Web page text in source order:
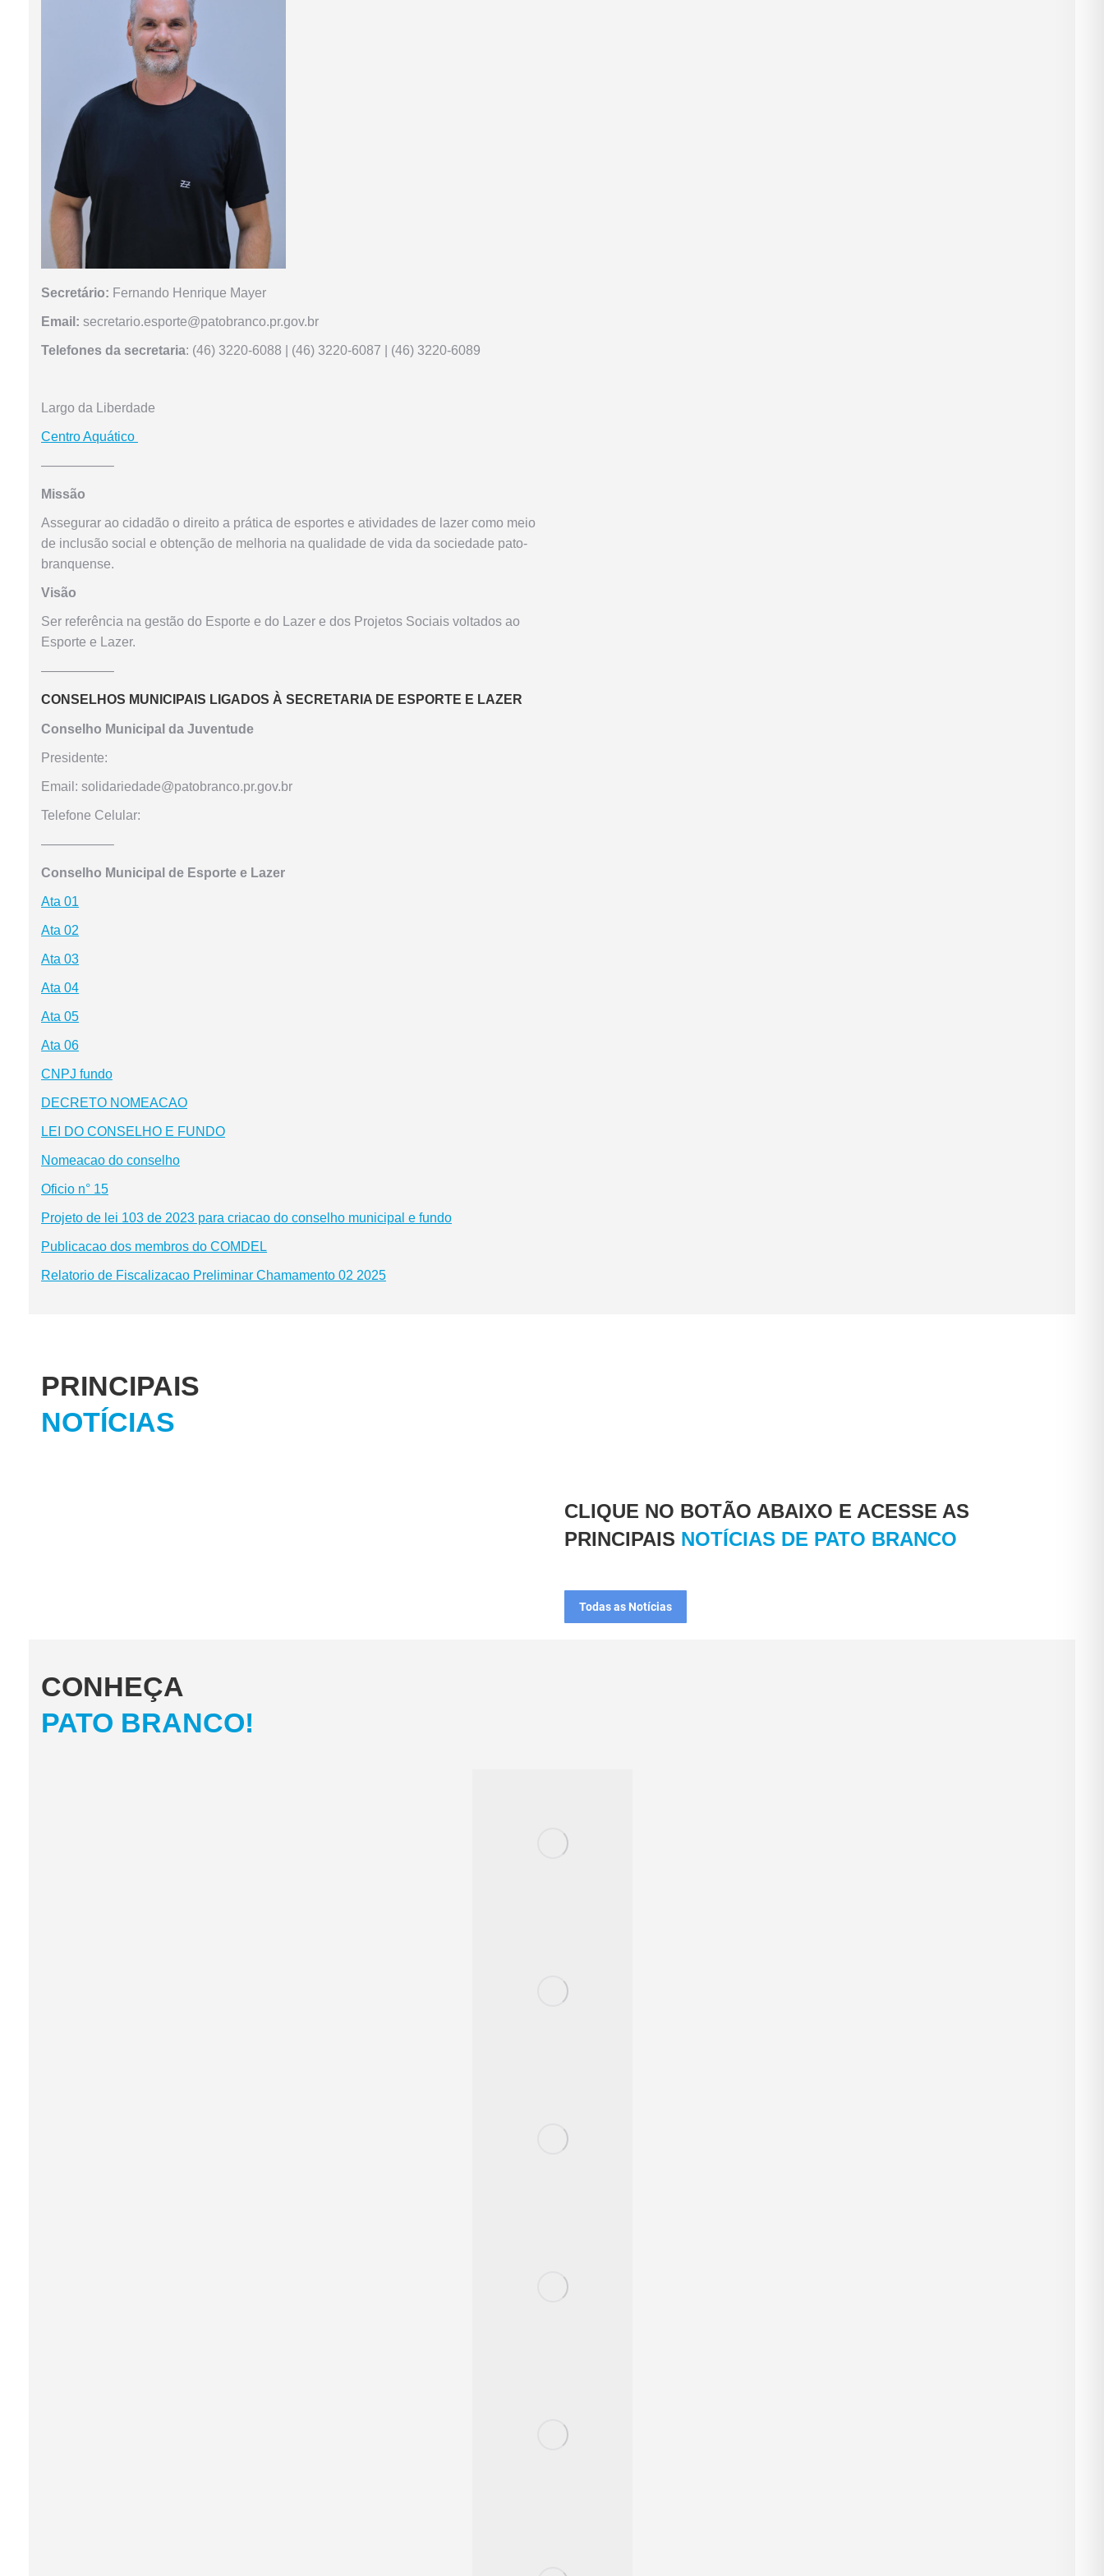
Secretário: Fernando Henrique Mayer
Email: secretario.esporte@patobranco.pr.gov.br
Telefones da secretaria: (46) 3220-6088 | (46) 3220-6087 | (46) 3220-6089
Largo da Liberdade
Centro Aquático
—————–
Missão
Assegurar ao cidadão o direito a prática de esportes e atividades de lazer como meio
de inclusão social e obtenção de melhoria na qualidade de vida da sociedade pato-
branquense.
Visão
Ser referência na gestão do Esporte e do Lazer e dos Projetos Sociais voltados ao
Esporte e Lazer.
—————–
CONSELHOS MUNICIPAIS LIGADOS À SECRETARIA DE ESPORTE E LAZER
Conselho Municipal da Juventude
Presidente:
Email: solidariedade@patobranco.pr.gov.br
Telefone Celular:
—————–
Conselho Municipal de Esporte e Lazer
Ata 01
Ata 02
Ata 03
Ata 04
Ata 05
Ata 06
CNPJ fundo
DECRETO NOMEACAO
LEI DO CONSELHO E FUNDO
Nomeacao do conselho
Oficio n° 15
Projeto de lei 103 de 2023 para criacao do conselho municipal e fundo
Publicacao dos membros do COMDEL
Relatorio de Fiscalizacao Preliminar Chamamento 02 2025
PRINCIPAIS
NOTÍCIAS
CLIQUE NO BOTÃO ABAIXO E ACESSE AS
PRINCIPAIS NOTÍCIAS DE PATO BRANCO
Todas as Notícias
CONHEÇA
PATO BRANCO!